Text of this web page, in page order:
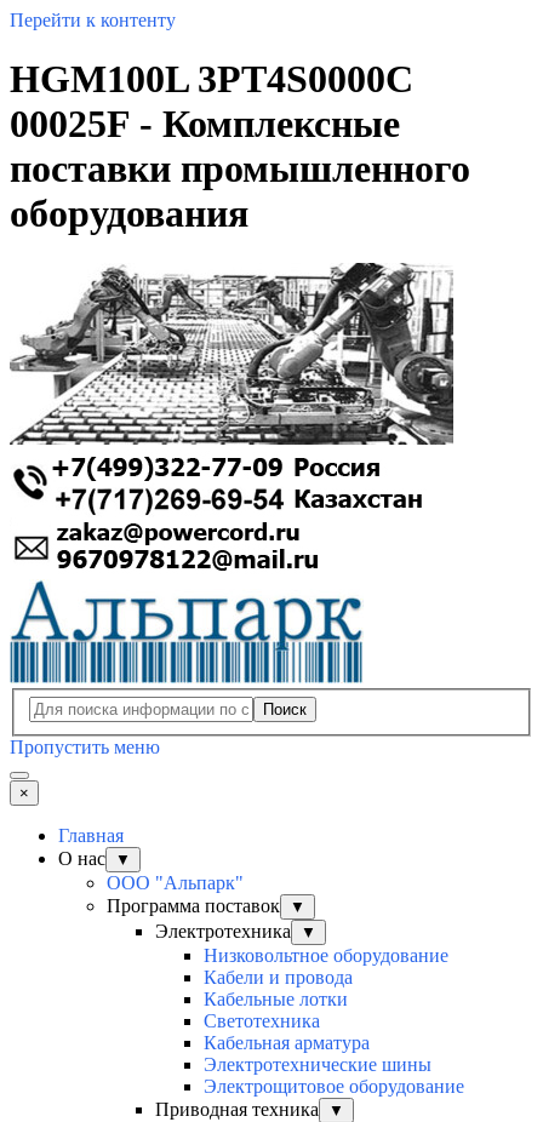
Перейти к контенту
HGM100L 3PT4S0000C
00025F - Комплексные
поставки промышленного
оборудования
Поиск
Пропустить меню
×
Главная
О нас
▼
ООО "Альпарк"
Программа поставок
▼
Электротехника ▼
Низковольтное оборудование
Кабели и провода
Кабельные лотки
Светотехника
Кабельная арматура
Электротехнические шины
Электрощитовое оборудование
Приводная техника
▼